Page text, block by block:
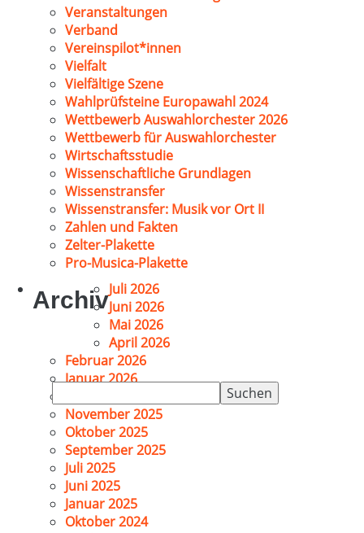
nach:
Veranstaltungen
Verband
Vereinspilot*innen
Vielfalt
Vielfältige Szene
Wahlprüfsteine Europawahl 2024
Wettbewerb Auswahlorchester 2026
Wettbewerb für Auswahlorchester
Wirtschaftsstudie
Wissenschaftliche Grundlagen
Wissenstransfer
Wissenstransfer: Musik vor Ort II
Zahlen und Fakten
Zelter-Plakette
Pro-Musica-Plakette
ArchivJuli 2026
Juni 2026
Mai 2026
April 2026
Februar 2026
Januar 2026
November 2025
Oktober 2025
September 2025
Juli 2025
Juni 2025
Januar 2025
Oktober 2024